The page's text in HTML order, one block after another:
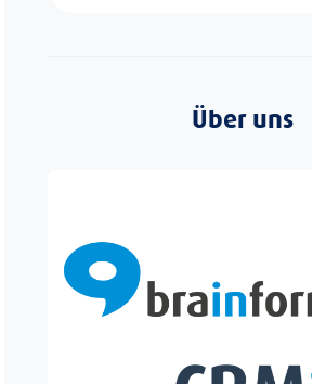
Über uns